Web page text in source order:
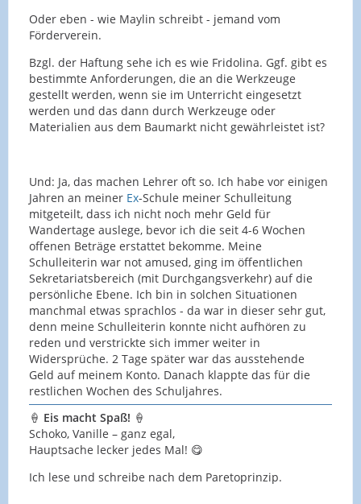
Oder eben - wie Maylin schreibt - jemand vom
Förderverein.
Bzgl. der Haftung sehe ich es wie Fridolina. Ggf. gibt es
bestimmte Anforderungen, die an die Werkzeuge
gestellt werden, wenn sie im Unterricht eingesetzt
werden und das dann durch Werkzeuge oder
Materialien aus dem Baumarkt nicht gewährleistet ist?
Und: Ja, das machen Lehrer oft so. Ich habe vor einigen
Jahren an meiner Ex-Schule meiner Schulleitung
mitgeteilt, dass ich nicht noch mehr Geld für
Wandertage auslege, bevor ich die seit 4-6 Wochen
offenen Beträge erstattet bekomme. Meine
Schulleiterin war not amused, ging im öffentlichen
Sekretariatsbereich (mit Durchgangsverkehr) auf die
persönliche Ebene. Ich bin in solchen Situationen
manchmal etwas sprachlos - da war in dieser sehr gut,
denn meine Schulleiterin konnte nicht aufhören zu
reden und verstrickte sich immer weiter in
Widersprüche. 2 Tage später war das ausstehende
Geld auf meinem Konto. Danach klappte das für die
restlichen Wochen des Schuljahres.
🍦 Eis macht Spaß! 🍦
Schoko, Vanille – ganz egal,
Hauptsache lecker jedes Mal! 😋
Ich lese und schreibe nach dem Paretoprinzip.